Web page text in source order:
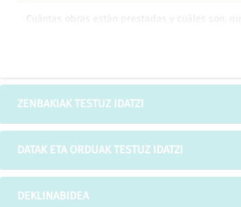
Cuántas obras están prestadas y cuáles son,
Las obras más prestadas para comprar más
amortizaciones anticipadas realizadas dentro
prestado.
ZENBAKIAK TESTUZ IDATZI
DATAK ETA ORDUAK TESTUZ IDATZI
DEKLINABIDEA